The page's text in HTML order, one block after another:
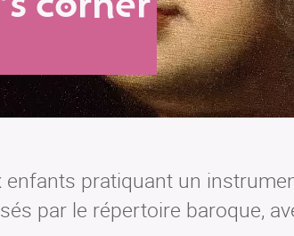
pratiquant un
par le répertoire baroque,